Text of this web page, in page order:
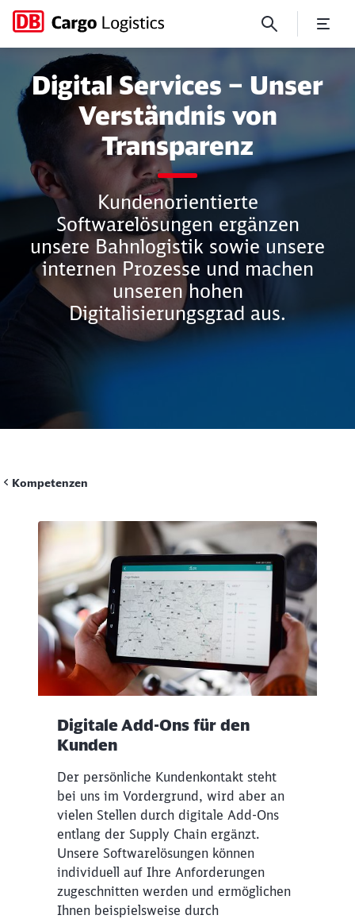
Schließen
Schließen
Rückruf
Digital Services
Digital Services – Unser
Verständnis von
Transparenz
Kundenorientierte
Softwarelösungen ergänzen
unsere Bahnlogistik sowie unsere
internen Prozesse und machen
unseren hohen
Digitalisierungsgrad aus.
Kompetenzen
Digitale Add-Ons für den
Kunden
Der persönliche Kundenkontakt steht
bei uns im Vordergrund, wird aber an
vielen Stellen durch digitale Add-Ons
entlang der Supply Chain ergänzt.
Unsere Softwarelösungen können
individuell auf Ihre Anforderungen
zugeschnitten werden und ermöglichen
Ihnen beispielsweise durch